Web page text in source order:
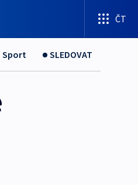
ČT
Sport SLEDOVAT